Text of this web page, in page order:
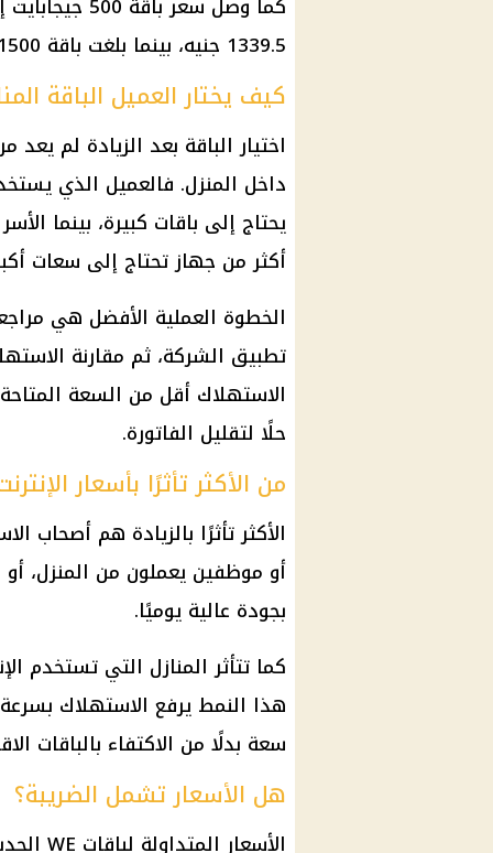
1339.5 جنيه، بينما بلغت باقة 1500 جيجابايت 2280 جنيهًا شهريًا شامل الضريبة.
كيف يختار العميل الباقة
اختيار الباقة بعد الزيادة لم
داخل المنزل. فالعميل الذي
يحتاج إلى باقات كبيرة، بينما
أكثر من جهاز تحتاج إلى سعات
تطبيق الشركة، ثم مقارنة
الاستهلاك أقل من السعة
حلًا لتقليل الفاتورة.
من الأكثر تأثرًا بأسعار
الأكثر تأثرًا بالزيادة هم أصحاب
أو موظفين يعملون من المنزل،
بجودة عالية يوميًا.
كما تتأثر المنازل التي تستخدم
هذا النمط يرفع الاستهلاك
سعة بدلًا من الاكتفاء بالباقات
هل الأسعار تشمل الضريبة؟